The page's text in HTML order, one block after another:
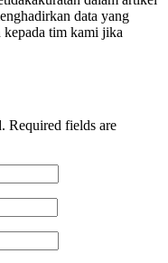
data yang
kepada tim kami jika
Required fields are